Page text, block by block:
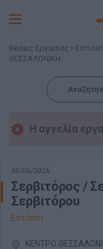
Toggle
Θέσεις Εργασίας Εστίαση
ΘΕΣΣΑΛΟΝΙΚΗ
Η αγγελία
30/06/2026
Σερβιτόρος /
Σερβιτόρου
Εστίαση
ΚΕΝΤΡΟ